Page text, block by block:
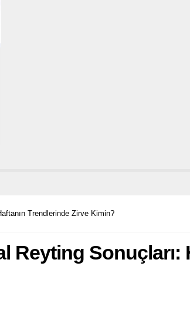
Trendlerinde Zirve Kimin?
Reyting Sonuçları: